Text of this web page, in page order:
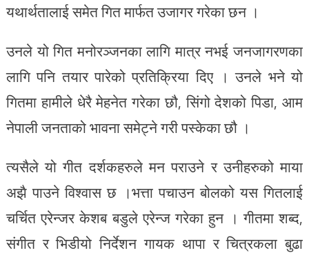
यथार्थतालाई समेत गित मार्फत उजागर गरेका छन ।
उनले यो गित मनोरञ्जनका लागि मात्र नभई जनजागरणका
लागि पनि तयार पारेको प्रतिक्रिया दिए । उनले भने यो
गितमा हामीले धेरै मेहनेत गरेका छौ, सिंगो देशको पिडा, आम
नेपाली जनताको भावना समेट्ने गरी पस्केका छौ ।
त्यसैले यो गीत दर्शकहरुले मन पराउने र उनीहरुको माया
अझै पाउने विश्वास छ ।भत्ता पचाउन बोलको यस गितलाई
चर्चित एरेन्जर केशब बडुले एरेन्ज गरेका हुन । गीतमा शब्द,
संगीत र भिडीयो निर्देशन गायक थापा र चित्रकला बुढा